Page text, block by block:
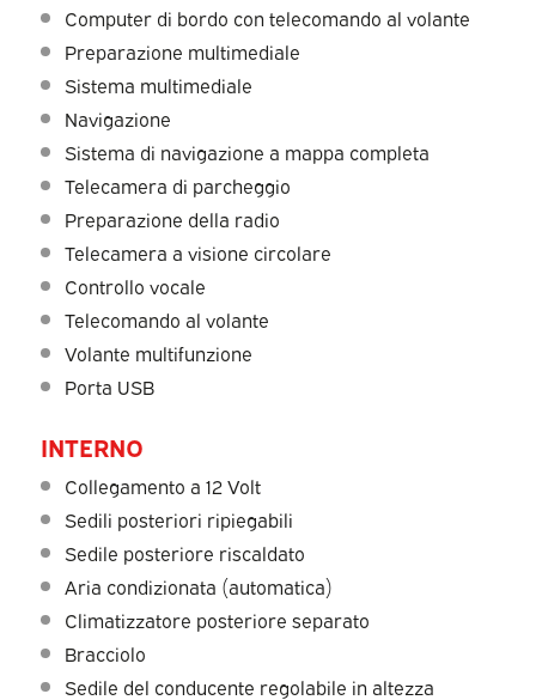
Computer di bordo con telecomando al volante
Preparazione multimediale
Sistema multimediale
Navigazione
Sistema di navigazione a mappa completa
Telecamera di parcheggio
Preparazione della radio
Telecamera a visione circolare
Controllo vocale
Telecomando al volante
Volante multifunzione
Porta USB
INTERNO
Collegamento a 12 Volt
Sedili posteriori ripiegabili
Sedile posteriore riscaldato
Aria condizionata (automatica)
Climatizzatore posteriore separato
Bracciolo
Sedile del conducente regolabile in altezza